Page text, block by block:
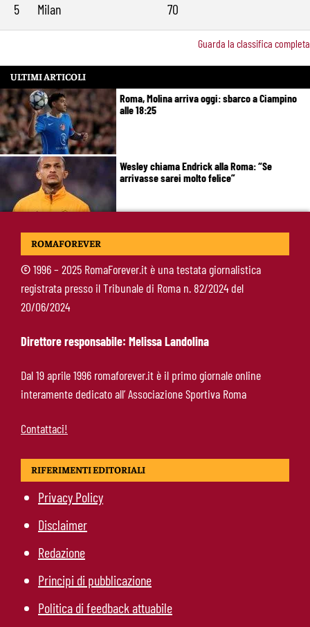
5
Milan 70
Guarda la classifica completa
ULTIMI ARTICOLI
Roma, Molina arriva oggi: sbarco a Ciampino
alle 18:25
Wesley chiama Endrick alla Roma: “Se
arrivasse sarei molto felice”
Roma-Mora, trattativa nella notte: offerti 25
De Rossi si schiera con Gasperini: “Il mercato così devasta tutti“ e poi la
battuta sulla Roma
Mercato Roma, Gasperini promuove un
giovane: resterà in prima squadra dopo il
precampionato
ROMAFOREVER
©1996 – 2025 RomaForever.it è una testata giornalistica
registrata presso il Tribunale di Roma n. 82/2024 del
20/06/2024
Direttore responsabile: Melissa Landolina
Dal 19 aprile 1996 romaforever.it è il primo giornale online
interamente dedicato all’ Associazione Sportiva Roma
Contattaci!
RIFERIMENTI EDITORIALI
Privacy Policy
Disclaimer
Redazione
Principi di pubblicazione
Politica di feedback attuabile